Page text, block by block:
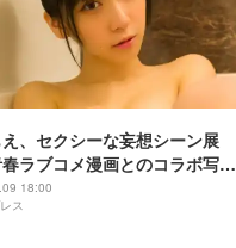
、セクシーな妄想シーン展
ラブコメ漫画とのコラボ写真
18:00
ス